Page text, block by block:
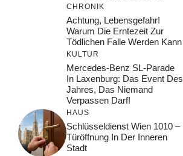
CHRONIK
Achtung, Lebensgefahr!
Warum Die Erntezeit Zur
Tödlichen Falle Werden Kann
KULTUR
Mercedes-Benz SL-Parade
In Laxenburg: Das Event Des
Jahres, Das Niemand
Verpassen Darf!
HAUS
Schlüsseldienst Wien 1010 –
Türöffnung In Der Inneren
Stadt